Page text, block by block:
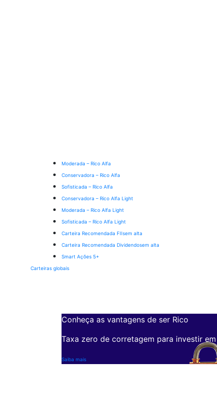
Moderada – Rico Alfa
Conservadora – Rico Alfa
Sofisticada – Rico Alfa
Conservadora – Rico Alfa Light
Moderada – Rico Alfa Light
Sofisticada – Rico Alfa Light
Carteira Recomendada FIIsem alta
Carteira Recomendada Dividendosem alta
Smart Ações 5+
Carteiras globais
Conheça as vantagens de ser Rico
Taxa zero de corretagem para investir
Saiba mais